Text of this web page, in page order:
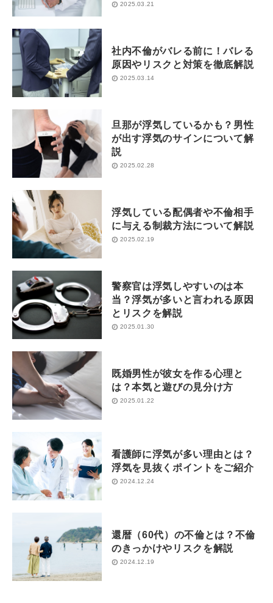
2025.03.21
社内不倫がバレる前に！バレる
原因やリスクと対策を徹底解説
2025.03.14
旦那が浮気しているかも？男性
が出す浮気のサインについて解
説
2025.02.28
浮気している配偶者や不倫相手
に与える制裁方法について解説
2025.02.19
警察官は浮気しやすいのは本
当？浮気が多いと言われる原因
とリスクを解説
2025.01.30
既婚男性が彼女を作る心理と
は？本気と遊びの見分け方
2025.01.22
看護師に浮気が多い理由とは？
浮気を見抜くポイントをご紹介
2024.12.24
還暦（60代）の不倫とは？不倫
のきっかけやリスクを解説
2024.12.19